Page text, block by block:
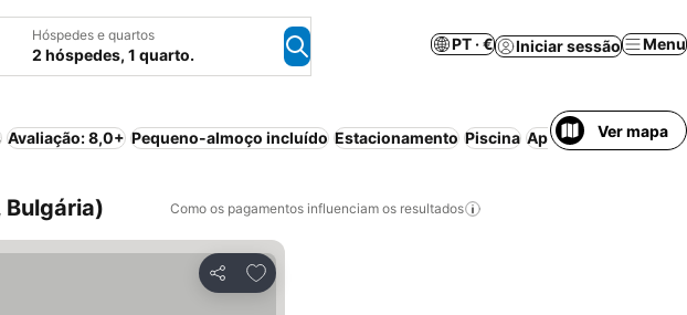
Hóspedes e quartos
2 hóspedes, 1 quarto.
PT · € Iniciar sessão Menu
Avaliação: 8,0+ Pequeno-almoço incluído Estacionamento Piscina Aparthotel Ar
Ver mapa
Como os pagamentos influenciam os resultados
Partilhar
Adicionar aos favoritos